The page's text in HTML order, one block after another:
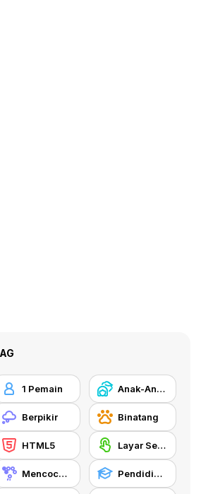
1 Pemain Anak-Anak
Berpikir Binatang
HTML5 Layar Sentuh
Mencocokkan Pendidikan